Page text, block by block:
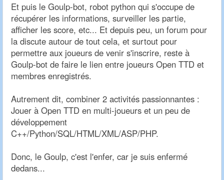
Et puis le Goulp-bot, robot python qui s'occupe de
récupérer les informations, surveiller les partie,
afficher les score, etc... Et depuis peu, un forum pour
la discute autour de tout cela, et surtout pour
permettre aux joueurs de venir s'inscrire, reste à
Goulp-bot de faire le lien entre joueurs Open TTD et
membres enregistrés.
Autrement dit, combiner 2 activités passionnantes :
Jouer à Open TTD en multi-joueurs et un peu de
développement
C++/Python/SQL/HTML/XML/ASP/PHP.
Donc, le Goulp, c'est l'enfer, car je suis enfermé
dedans...